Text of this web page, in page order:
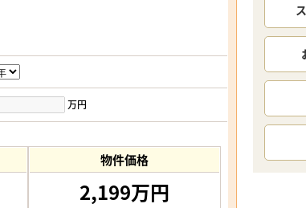
万円
物件価格
2,199万円